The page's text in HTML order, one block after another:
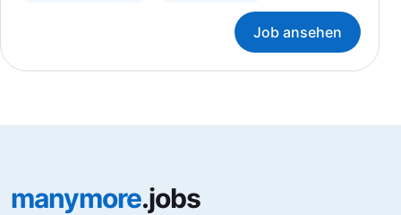
Job ansehen
manymore.jobs